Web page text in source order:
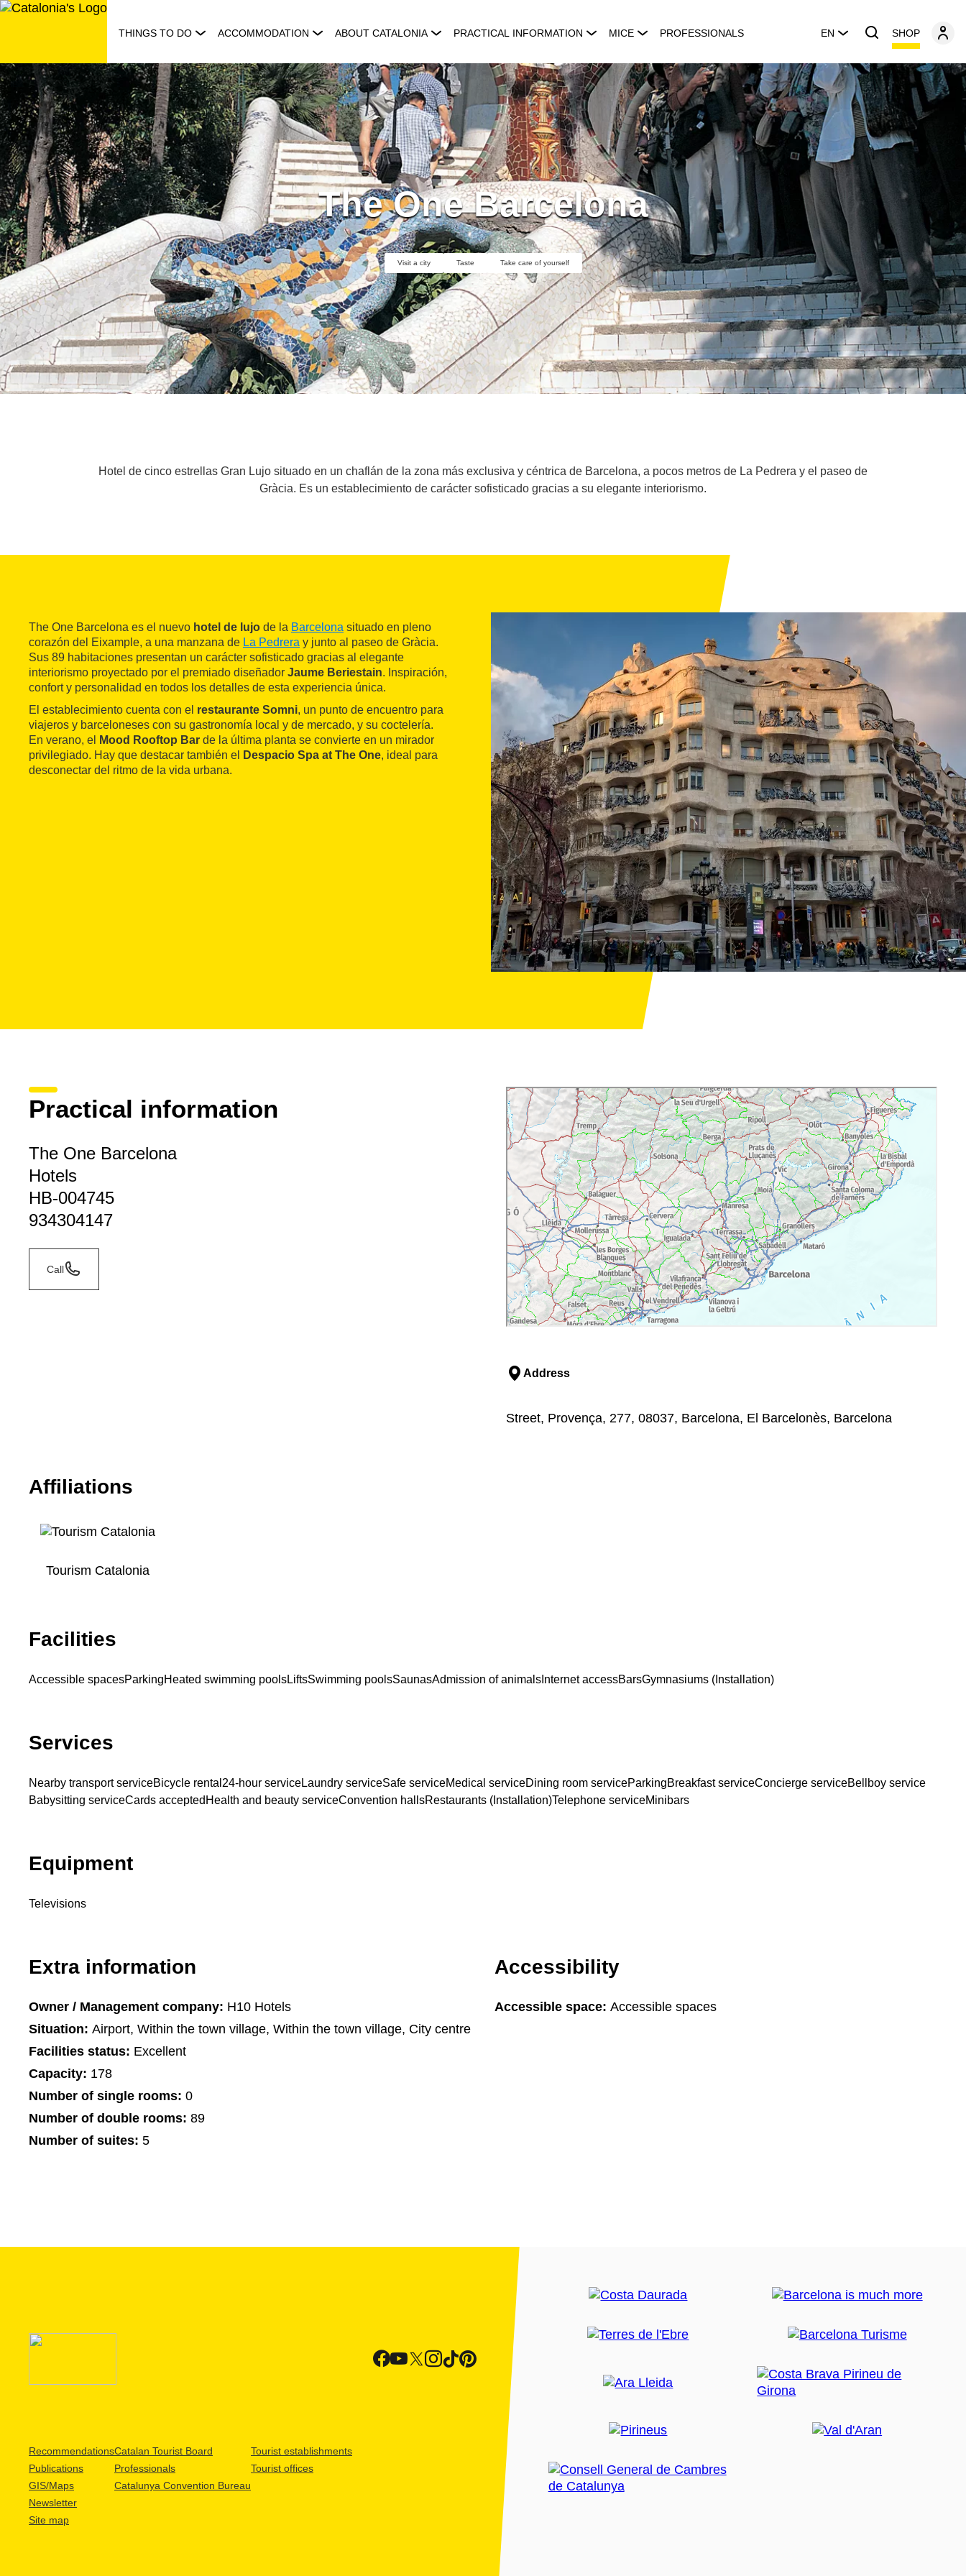
Skip
THINGS TO DO ACCOMMODATION ABOUT CATALONIA PRACTICAL INFORMATION MICE PROFESSIONALS EN SHOP
The One Barcelona
Visit a city Taste Take care of yourself
Hotel de cinco estrellas Gran Lujo situado en un chaflán de la zona más exclusiva y céntrica de Barcelona, a pocos metros de La Pedrera y el paseo de
Gràcia. Es un establecimiento de carácter sofisticado gracias a su elegante interiorismo.
The One Barcelona es el nuevo hotel de lujo de la Barcelona situado en pleno
corazón del Eixample, a una manzana de La Pedrera y junto al paseo de Gràcia.
Sus 89 habitaciones presentan un carácter sofisticado gracias al elegante
interiorismo proyectado por el premiado diseñador Jaume Beriestain. Inspiración,
confort y personalidad en todos los detalles de esta experiencia única.
El establecimiento cuenta con el restaurante Somni, un punto de encuentro para
viajeros y barceloneses con su gastronomía local y de mercado, y su coctelería.
En verano, el
Mood Rooftop Bar de la última planta se convierte en un mirador
privilegiado. Hay que destacar también el
Despacio Spa at The One, ideal para
desconectar del ritmo de la vida urbana.
Practical information
The One Barcelona
Hotels
HB-004745
934304147
Call
Address
Street, Provença, 277, 08037, Barcelona, El Barcelonès, Barcelona
Affiliations
Tourism Catalonia
Facilities
Accessible spacesParkingHeated swimming poolsLiftsSwimming poolsSaunasAdmission of animals Internet accessBarsGymnasiums (Installation)
Services
Nearby transport serviceBicycle rental 24-hour serviceLaundry serviceSafe serviceMedical serviceDining room serviceParkingBreakfast serviceConcierge serviceBellboy service
Babysitting serviceCards accepted Health and beauty serviceConvention hallsRestaurants (Installation)Telephone serviceMinibars
Equipment
Televisions
Extra information
Owner / Management company: H10 Hotels
Situation: Airport, Within the town village, Within the town village, City centre
Facilities status: Excellent
Capacity: 178
Number of single rooms: 0
Number of double rooms: 89
Number of suites: 5
Accessibility
Accessible space: Accessible spaces
Recommendations
Publications
GIS/Maps
Newsletter
Site map
Catalan Tourist Board
Professionals
Catalunya Convention Bureau
Tourist establishments
Tourist offices